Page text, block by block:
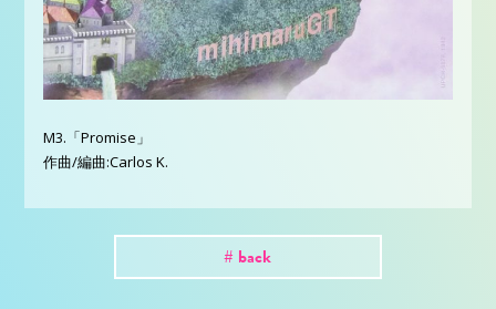
M3.「Promise」
作曲/編曲:Carlos K.
# back